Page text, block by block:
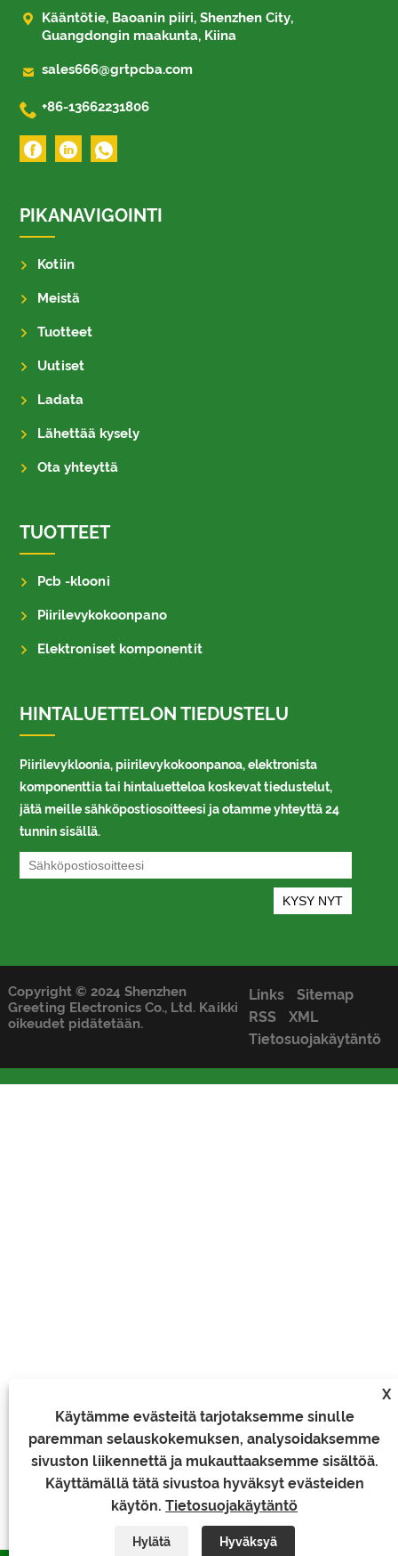
X
Käytämme evästeitä tarjotaksemme sinulle
paremman selauskokemuksen, analysoidaksemme
sivuston liikennettä ja mukauttaaksemme sisältöä.
Käyttämällä tätä sivustoa hyväksyt evästeiden
käytön. Tietosuojakäytäntö
Hylätä Hyväksyä

Kääntötie, Baoanin piiri, Shenzhen City,
Guangdongin maakunta, Kiina
 sales666@grtpcba.com
 +86-13662231806
PIKANAVIGOINTI
Kotiin
Meistä
Tuotteet
Uutiset
Ladata
Lähettää kysely
Ota yhteyttä
TUOTTEET
Pcb -klooni
Piirilevykokoonpano
Elektroniset komponentit
HINTALUETTELON TIEDUSTELU
Piirilevykloonia, piirilevykokoonpanoa, elektronista
komponenttia tai hintaluetteloa koskevat tiedustelut,
jätä meille sähköpostiosoitteesi ja otamme yhteyttä 24
tunnin sisällä.
Copyright © 2024 Shenzhen
Greeting Electronics Co., Ltd. Kaikki
oikeudet pidätetään.
Links
Sitemap
RSS
XML
Tietosuojakäytäntö